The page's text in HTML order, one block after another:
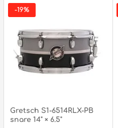
Gretsch S1-6514RLX-PB
snare 14" × 6.5"
-19%